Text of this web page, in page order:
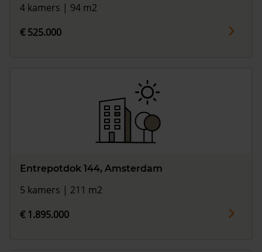
4 kamers | 94 m2
€ 525.000
Entrepotdok 144, Amsterdam
5 kamers | 211 m2
€ 1.895.000